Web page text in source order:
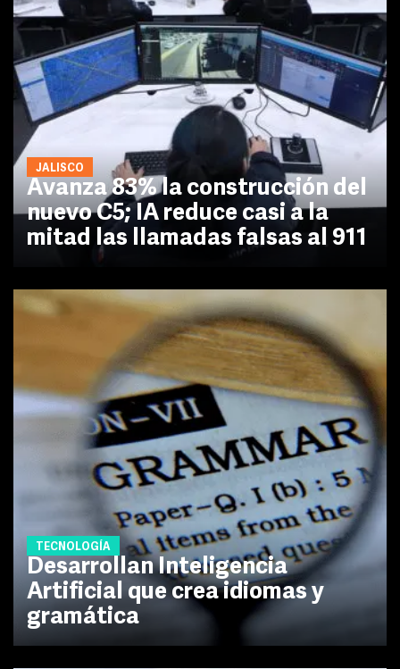
JALISCO
Avanza 83% la construcción del
nuevo C5; IA reduce casi a la
mitad las llamadas falsas al 911
TECNOLOGÍA
Desarrollan Inteligencia
Artificial que crea idiomas y
gramática